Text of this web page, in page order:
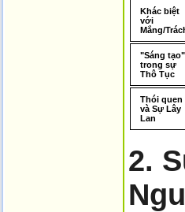
Khác biệt
với
Mắng/
"Sáng tạo"
trong sự
Thô Tục
Thói quen
và Sự Lây
Lan
2.